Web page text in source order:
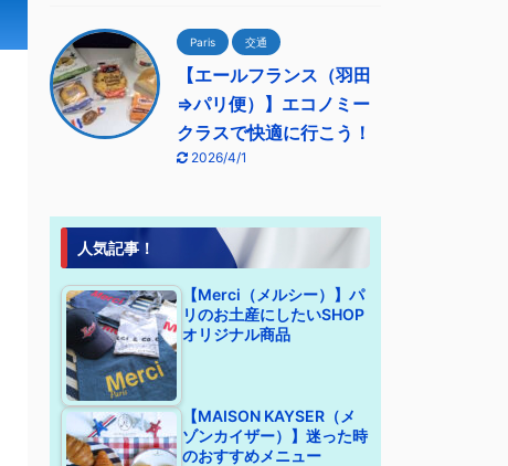
Paris 交通
【エールフランス（羽田
⇒パリ便）】エコノミー
クラスで快適に行こう！
2026/4/1
人気記事！
【Merci（メルシー）】パ
リのお土産にしたいSHOP
オリジナル商品
【MAISON KAYSER（メ
ゾンカイザー）】迷った時
のおすすめメニュー